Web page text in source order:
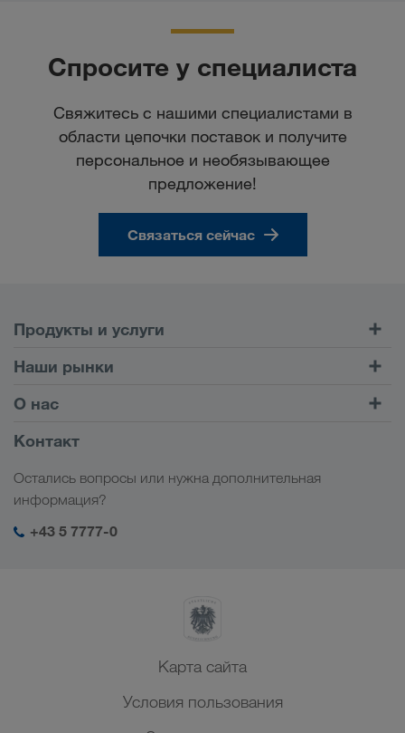
Спросите у специалиста
Свяжитесь с нашими специалистами в
области цепочки поставок и получите
персональное и необязывающее
предложение!
Связаться сейчас
Продукты и услуги
Клиентский портал CONNECT
Цифровые решения
Мой вход в систему LKW WALTER
Наши рынки
Европа
Кавказ
Центральная Азия
Ближний Восток
Северная Африка
О нас
Социальная ответственность
Контакт
Остались вопросы или нужна дополнительная
информация?
+43 5 7777-0
Карта сайта
Условия пользования